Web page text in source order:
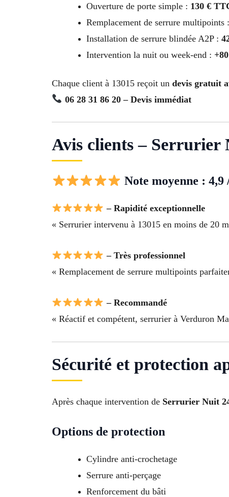
Ouverture de porte simple : 130 €
Remplacement de serrure multipoints :
Installation de serrure blindée A2P :
Intervention la nuit ou week-end :
Chaque client à 13015 reçoit un devis gratuit
06 28 31 86 20 – Devis immédiat
Avis clients – Serrurier
Note moyenne : 4,9
– Rapidité exceptionnelle
« Serrurier intervenu à 13015 en moins de 20
– Très professionnel
« Remplacement de serrure multipoints
– Recommandé
« Réactif et compétent, serrurier à Verduron
Sécurité et protection
Après chaque intervention de Serrurier Nuit
Options de protection
Cylindre anti-crochetage
Serrure anti-perçage
Renforcement du bâti